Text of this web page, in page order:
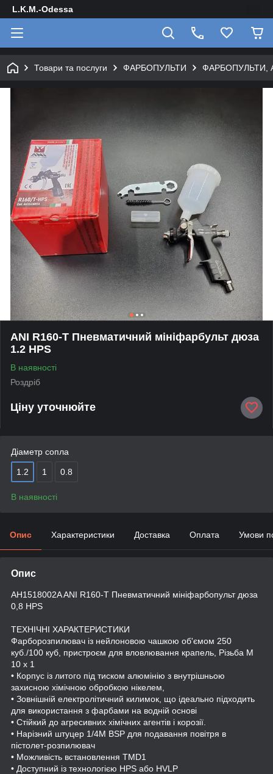
L.K.M.-Odessa
Товари та послуги ФАРБОПУЛЬТИ ФАРБОПУЛЬТИ,
ANI R160-T Пневматичний мініфарбульт дюза
1.2 HPS
В наявності
Роздріб
Ціну уточнюйте
Діаметр сопла
1.2 1 0.8
В наявності
Опис Характеристики Доставка Оплата Умови
Опис
AH1518002A ANI R160-T Пневматичний мініфарбопульт дюза
0,8 HPS
ТЕХНІЧНІ ХАРАКТЕРИСТИКИ
Фарборозпилювач із нейлоновою чашкою об'ємом 250
куб./100 куб, пристроєм для вловлювання крапель, Різьба M
10 x 1
• Корпус із литого під тиском алюмінію з внутрішньою
захисною хімічною обробкою нікелем,
• Зовнішній електролітичний килимок, що ідеально підходить
для використання з фарбами на водній основі
• Стійкий до агресивних хімічних агентів і корозії.
• Нарізний штуцер 1/4M BSP для подавання повітря в
пістолет-розпилювач
• Можливість встановлення TMD1
• Доступний із технологією HPS або HVLP